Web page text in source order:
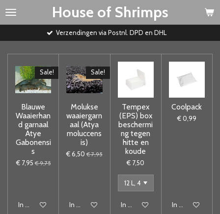
Ga
House of Shrimps
Verzendingen via Postnl. DPD en DHL
Sale!
Blauwe
Waaierhan
d garnaal
Atye
Gabonensi
s
€ 7,95 € 9,75
In winkelwagen
Sale!
Molukse
waaiergarn
aal (Atya
moluccens
is)
€ 6,50 € 7,95
In winkelwagen
Tempex
(EPS) box
beschermi
ng tegen
hitte en
koude
€ 7,50
In winkelwagen
Coolpack
€ 0,99
In winkelwagen